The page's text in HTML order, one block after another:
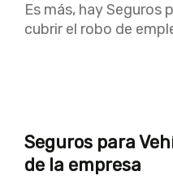
Es más, hay Seguros
cubrir el robo de
Seguros para
de la empresa